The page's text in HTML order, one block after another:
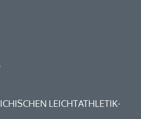
LEICHTATHLETIK-